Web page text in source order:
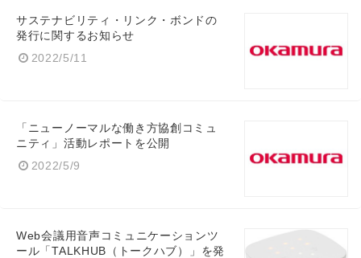
サステナビリティ・リンク・ボンドの
発行に関するお知らせ
2022/5/11
「ニューノーマルな働き方協創コミュ
ニティ」活動レポートを公開
2022/5/9
Web会議用音声コミュニケーションツ
ール「TALKHUB（トークハブ）」を発